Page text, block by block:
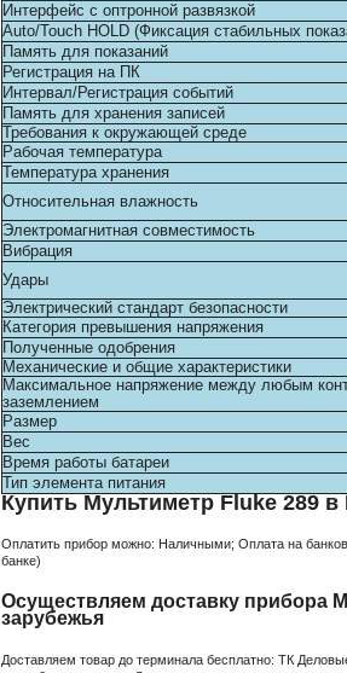
Интерфейс с оптронной развязкой
Auto/Touch HOLD (Фиксация стабильных
Память для показаний
Регистрация на ПК
Интервал/Регистрация событий
Память для хранения записей
Требования к окружающей среде
Рабочая температура
Температура хранения
Относительная влажность
Электромагнитная совместимость
Вибрация
Удары
Электрический стандарт безопасности
Категория превышения напряжения
Полученные одобрения
Механические и общие характеристики
Максимальное напряжение между любым
заземлением
Размер
Вес
Время работы батареи
Тип элемента питания
Купить Мультиметр Fluke 289
Оплатить прибор можно: Наличными; Оплата на
банке)
Осуществляем доставку прибора
зарубежья
Доставляем товар до терминала бесплатно: ТК